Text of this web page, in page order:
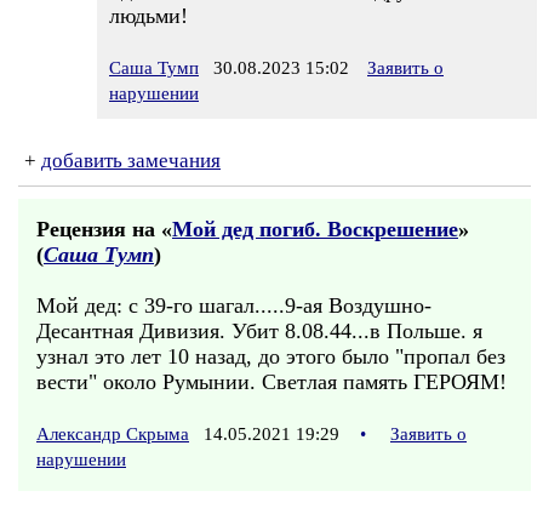
людьми!
Саша Тумп 30.08.2023 15:02
Заявить о
нарушении
+ добавить замечания
Рецензия на «Мой дед погиб. Воскрешение»
(Саша Тумп)
Мой дед: с 39-го шагал.....9-ая Воздушно-
Десантная Дивизия. Убит 8.08.44...в Польше. я
узнал это лет 10 назад, до этого было "пропал без
вести" около Румынии. Светлая память ГЕРОЯМ!
Александр Скрыма 14.05.2021 19:29 •
Заявить о
нарушении